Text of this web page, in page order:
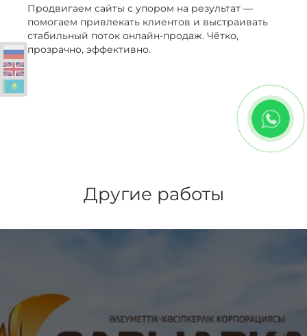
Продвигаем сайты с упором на результат —
помогаем привлекать клиентов и выстраивать
стабильный поток онлайн-продаж. Чётко,
прозрачно, эффективно.
Другие работы